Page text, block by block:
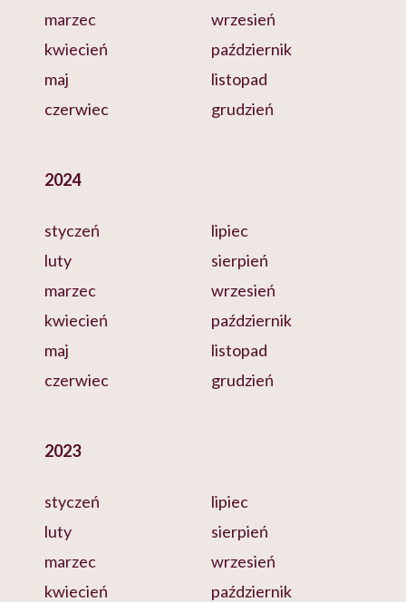
marzec
kwiecień
maj
czerwiec
wrzesień
październik
listopad
grudzień
2024
styczeń
luty
marzec
kwiecień
maj
czerwiec
lipiec
sierpień
wrzesień
październik
listopad
grudzień
2023
styczeń
luty
marzec
kwiecień
lipiec
sierpień
wrzesień
październik